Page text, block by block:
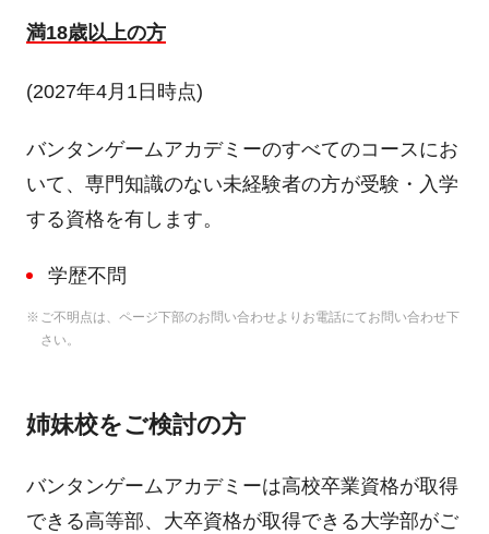
満18歳以上の方
(2027年4月1日時点)
バンタンゲームアカデミーのすべてのコースにお
いて、専門知識のない未経験者の方が受験・入学
する資格を有します。
学歴不問
ご不明点は、ページ下部のお問い合わせよりお電話にてお問い合わせ下
さい。
姉妹校をご検討の方
バンタンゲームアカデミーは高校卒業資格が取得
できる高等部、大卒資格が取得できる大学部がご